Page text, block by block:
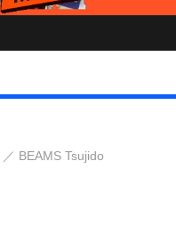
BEAMS Tsujido